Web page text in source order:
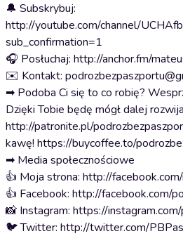
🔔 Subskrybuj:
http://youtube.com/channel/
sub_confirmation=1
🎧 Posłuchaj: http://anchor.fm/
✉️ Kontakt:
➡ Podoba Ci się to co robię?
Dzięki Tobie będę mógł dalej
http://patronite.pl/
kawę! https://buycoffee.to/
➡ Media społecznościowe
👍 Moja strona: http://
👍 Facebook: http://facebook.com/
📸 Instagram: https://
🐦 Twitter: http://twitter.com/